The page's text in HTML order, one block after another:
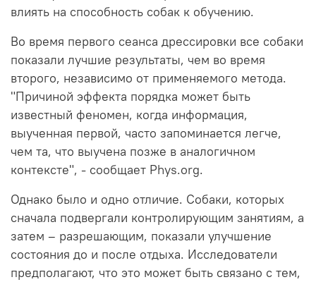
влиять на способность собак к обучению.
Во время первого сеанса дрессировки все собаки
показали лучшие результаты, чем во время
второго, независимо от применяемого метода.
"Причиной эффекта порядка может быть
известный феномен, когда информация,
выученная первой, часто запоминается легче,
чем та, что выучена позже в аналогичном
контексте", - сообщает Phys.org.
Однако было и одно отличие. Собаки, которых
сначала подвергали контролирующим занятиям, а
затем – разрешающим, показали улучшение
состояния до и после отдыха. Исследователи
предполагают, что это может быть связано с тем,